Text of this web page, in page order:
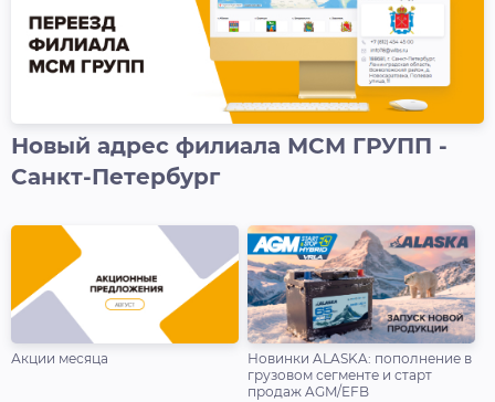
Новый адрес филиала МСМ ГРУПП -
Санкт-Петербург
Акции месяца
Новинки ALASKA: пополнение в
грузовом сегменте и старт
продаж AGM/EFB